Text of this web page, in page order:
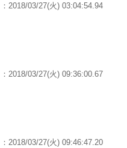
：2018/03/27(火) 03:04:54.94
：2018/03/27(火) 09:36:00.67
：2018/03/27(火) 09:46:47.20